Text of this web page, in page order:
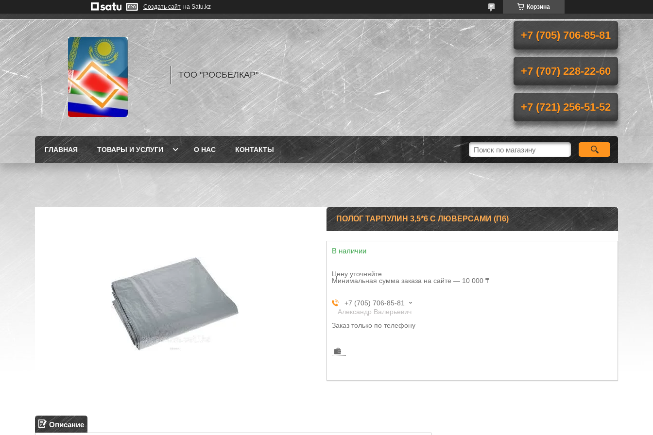
Создать сайт на Satu.kz Корзина
TOO "РОСБЕЛКАР"
+7 (705) 706-85-81
+7 (707) 228-22-60
+7 (721) 256-51-52
ГЛАВНАЯ ТОВАРЫ И УСЛУГИ О НАС КОНТАКТЫ
ПОЛОГ ТАРПУЛИН 3,5*6 С ЛЮВЕРСАМИ (П6)
В наличии
Цену уточняйте
Минимальная сумма заказа на сайте — 10 000 ₸
+7 (705) 706-85-81
Александр Валерьевич
Заказ только по телефону
Описание